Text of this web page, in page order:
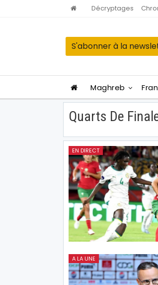
Décryptages
S'abonner à la
Maghreb
Quarts De
EN DIRECT
A LA UNE